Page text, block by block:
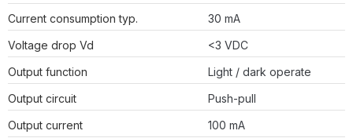
Current consumption typ.
30 mA
Voltage drop Vd
<3 VDC
Output function
Light / dark operate
Output circuit
Push-pull
Output current
100 mA